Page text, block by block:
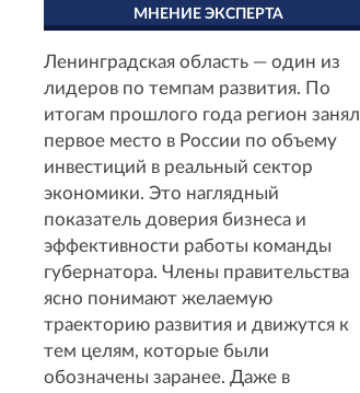
МНЕНИЕ ЭКСПЕРТА
Ленинградская область — один из
лидеров по темпам развития. По
итогам прошлого года регион занял
первое место в России по объему
инвестиций в реальный сектор
экономики. Это наглядный
показатель доверия бизнеса и
эффективности работы команды
губернатора. Члены правительства
ясно понимают желаемую
траекторию развития и движутся к
тем целям, которые были
обозначены заранее. Даже в